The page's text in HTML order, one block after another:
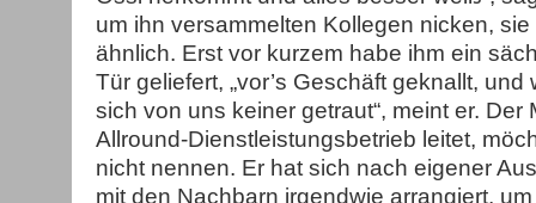
um ihn versammelten Kollegen nicken,
ähnlich. Erst vor kurzem habe ihm ein
Tür geliefert, „vor’s Geschäft geknallt,
sich von uns keiner getraut“, meint er. Der
Allround-Dienstleistungsbetrieb leitet,
nicht nennen. Er hat sich nach eigener
mit den Nachbarn irgendwie arrangiert,